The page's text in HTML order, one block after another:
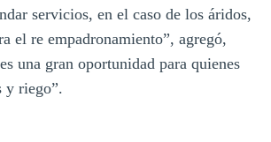
servicios, en el caso de los áridos,
el re empadronamiento”, agregó,
una gran oportunidad para quienes
y riego”.